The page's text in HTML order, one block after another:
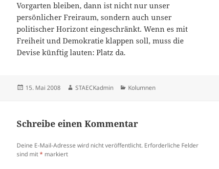
Vorgarten bleiben, dann ist nicht nur unser
persönlicher Freiraum, sondern auch unser
politischer Horizont eingeschränkt. Wenn es mit
Freiheit und Demokratie klappen soll, muss die
Devise künftig lauten: Platz da.
Veröffentlicht
15. Mai 2008 Autor
STAECKadmin Kategorien
Kolumnen
Schreibe einen Kommentar
Deine E-Mail-Adresse wird nicht veröffentlicht. Erforderliche Felder
sind mit* markiert